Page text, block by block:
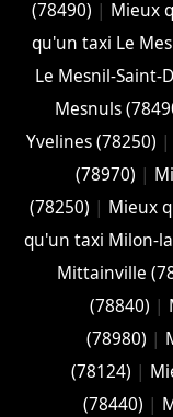
(78490) | Mieux
qu'un taxi Le
Le Mesnil-Saint-
Mesnuls
Yvelines (78250) |
(78970) |
(78250) | Mieux
qu'un taxi Milon-
Mittainville
(78840) |
(78980) |
(78124) |
(78440) |